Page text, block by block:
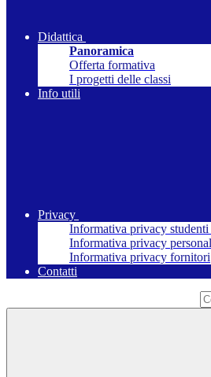
Didattica
Panoramica
Offerta formativa
I progetti delle classi
Info utili
Privacy
Informativa privacy
Informativa privacy
Informativa privacy fornitori
Contatti